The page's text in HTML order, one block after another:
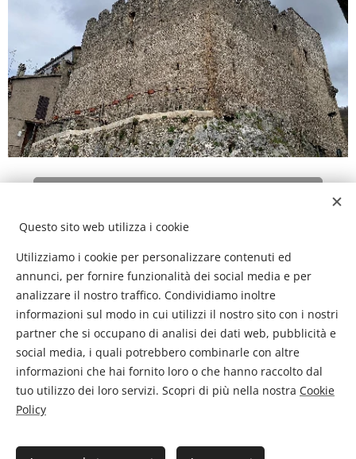
Castello di Torre Cajetani
I
Questo sito web utilizza i cookie
Utilizziamo i cookie per personalizzare contenuti ed
annunci, per fornire funzionalità dei social media e per
analizzare il nostro traffico. Condividiamo inoltre
informazioni sul modo in cui utilizzi il nostro sito con i nostri
partner che si occupano di analisi dei dati web, pubblicità e
social media, i quali potrebbero combinarle con altre
informazioni che hai fornito loro o che hanno raccolto dal
tuo utilizzo dei loro servizi. Scopri di più nella nostra Cookie
Policy